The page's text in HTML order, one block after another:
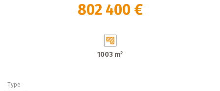
802 400 €
1003 m²
Type